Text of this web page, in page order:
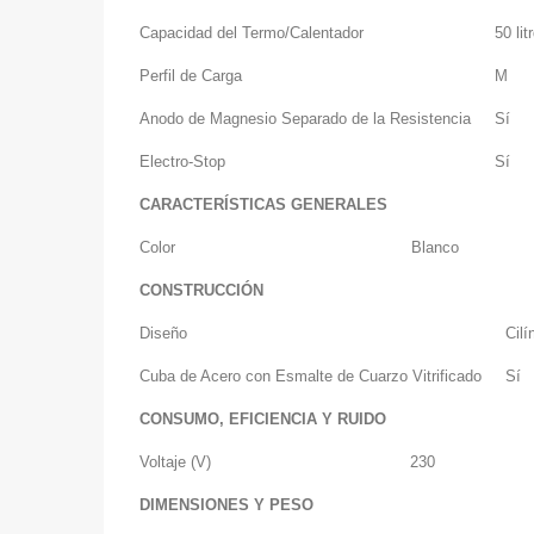
Capacidad del Termo/Calentador 50
Perfil de Carga M
Anodo de Magnesio Separado de la Resistencia Sí
Electro-Stop Sí
CARACTERÍSTICAS GENERALES
Color Blanco
CONSTRUCCIÓN
Diseño
Cuba de Acero con Esmalte de Cuarzo Vitrificado Sí
CONSUMO, EFICIENCIA Y RUIDO
Voltaje (V) 230
DIMENSIONES Y PESO